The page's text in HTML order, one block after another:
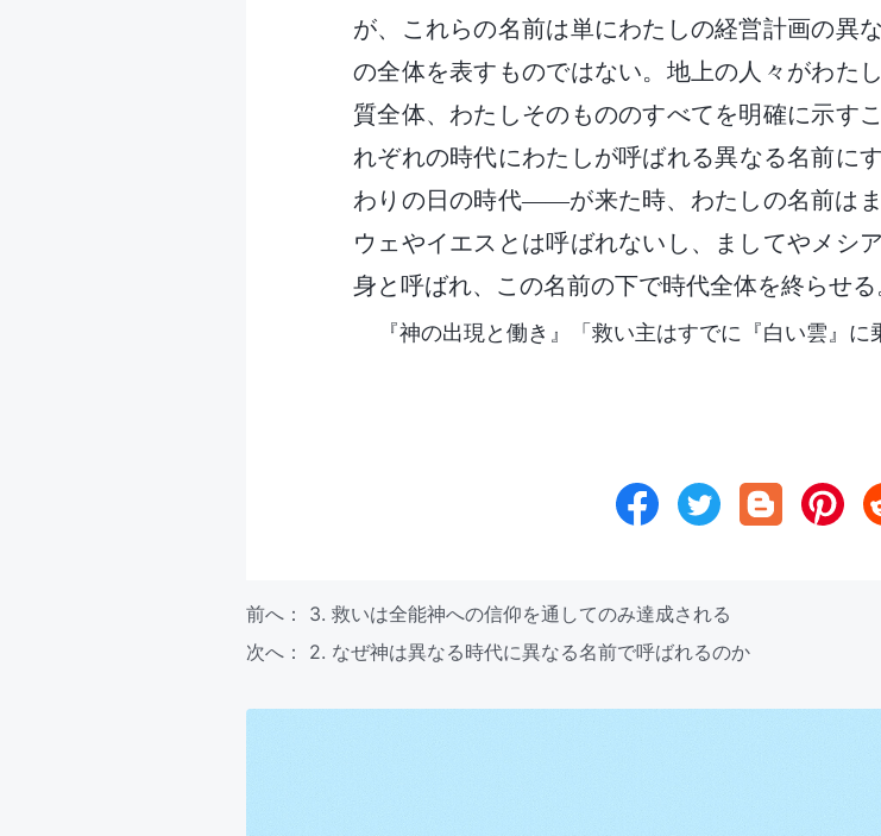
が、これらの名前は単にわたしの経営計画の異
の全体を表すものではない。地上の人々がわた
質全体、わたしそのもののすべてを明確に示す
れぞれの時代にわたしが呼ばれる異なる名前
わりの日の時代――が来た時、わたしの名前は
ウェやイエスとは呼ばれないし、ましてやメシ
身と呼ばれ、この名前の下で時代全体を終らせる
『神の出現と働き』「救い主はすでに『白い雲』
前へ： 3. 救いは全能神への信仰を通してのみ達成される
次へ： 2. なぜ神は異なる時代に異なる名前で呼ばれるのか